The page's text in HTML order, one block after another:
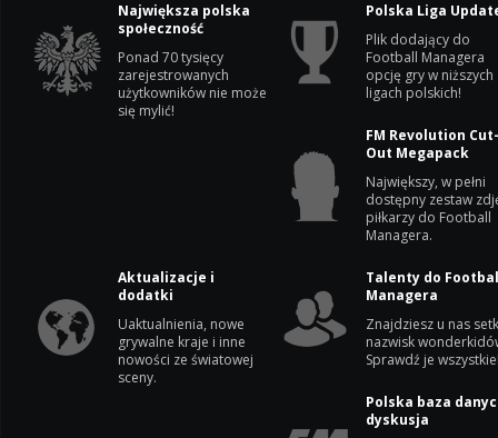
Największa polska
społeczność
Ponad 70 tysięcy
zarejestrowanych
użytkowników nie może
się mylić!
Polska Liga
Plik dodający do
Football Managera
opcję gry w niższych
ligach polskich!
FM Revolution
Out Megapack
Największy, w pełni
dostępny zestaw
piłkarzy do Football
Managera.
Aktualizacje i
dodatki
Uaktualnienia, nowe
grywalne kraje i inne
nowości ze światowej
sceny.
Talenty do
Managera
Znajdziesz u nas
nazwisk
Sprawdź je
Polska baza
dyskusja